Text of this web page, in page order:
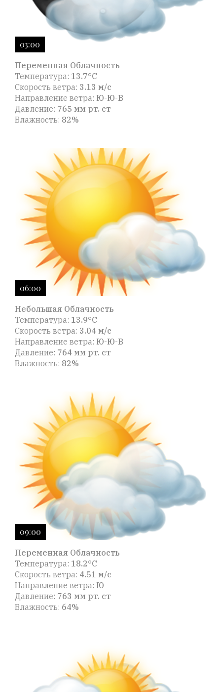
03:00
Переменная Облачность
Температура: 13.7°C
Скорость ветра: 3.13 м/с
Направление ветра: Ю-Ю-В
Давление: 765 мм рт. ст
Влажность: 82%
06:00
Небольшая Облачность
Температура: 13.9°C
Скорость ветра: 3.04 м/с
Направление ветра: Ю-Ю-В
Давление: 764 мм рт. ст
Влажность: 82%
09:00
Переменная Облачность
Температура: 18.2°C
Скорость ветра: 4.51 м/с
Направление ветра: Ю
Давление: 763 мм рт. ст
Влажность: 64%